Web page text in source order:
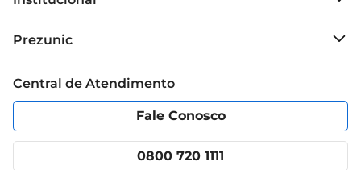
Grupo Cencosud
Política de Privacidade
Portal do fornecedor
Cencosud Media
Prezunic
Código de Ética
App Prezunic
Central de Atendimento
Fale Conosco
0800 720 1111